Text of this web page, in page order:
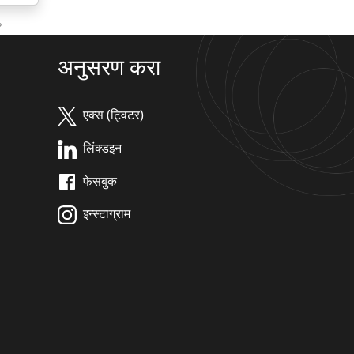
अनुसरण करा
एक्स (ट्विटर)
लिंक्डइन
फेसबुक
इन्स्टाग्राम